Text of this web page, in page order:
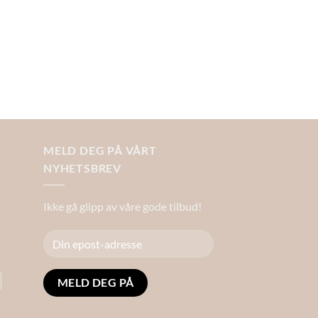
MELD DEG PÅ VÅRT
NYHETSBREV
Ikke gå glipp av våre gode tilbud!